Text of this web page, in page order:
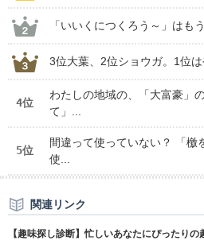
「いいくにつくろう～」は
3位大葉、2位ショウガ。1位は
4位
わたしの地域の、「大富豪」
て」...
5位
間違って使っていない？ 「檄
使...
関連リンク
【趣味探し診断】忙しいあなたにぴったりの